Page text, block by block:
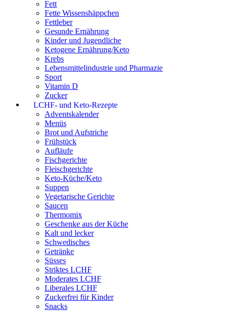
Fett
Fette Wissenshäppchen
Fettleber
Gesunde Ernährung
Kinder und Jugendliche
Ketogene Ernährung/Keto
Krebs
Lebensmittelindustrie und Pharmazie
Sport
Vitamin D
Zucker
LCHF- und Keto-Rezepte
Adventskalender
Menüs
Brot und Aufstriche
Frühstück
Aufläufe
Fischgerichte
Fleischgerichte
Keto-Küche/Keto
Suppen
Vegetarische Gerichte
Saucen
Thermomix
Geschenke aus der Küche
Kalt und lecker
Schwedisches
Getränke
Süsses
Striktes LCHF
Moderates LCHF
Liberales LCHF
Zuckerfrei für Kinder
Snacks